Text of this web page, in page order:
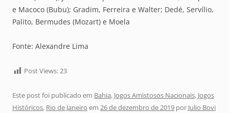
e Macoco (Bubu); Gradim, Ferreira e Walter; Dedé, Servílio,
Palito, Bermudes (Mozart) e Moela
Fonte: Alexandre Lima
Post Views:23
Este post foi publicado em Bahia, Jogos Amistosos Nacionais, Jogos
Históricos, Rio de Janeiro em 26 de dezembro de 2019 por Julio Bovi